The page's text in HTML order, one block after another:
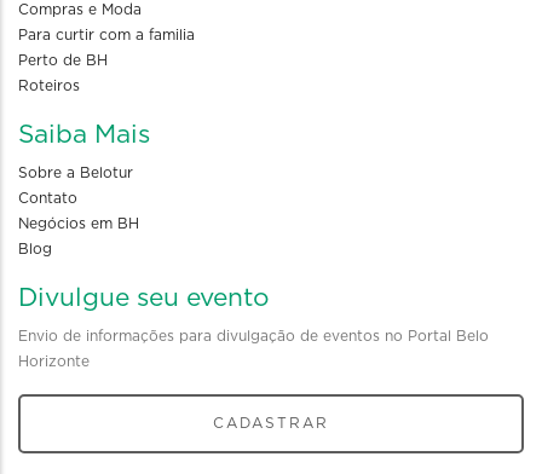
Compras e Moda
Para curtir com a familia
Perto de BH
Roteiros
Saiba Mais
Sobre a Belotur
Contato
Negócios em BH
Blog
Divulgue seu evento
Envio de informações para divulgação de eventos no Portal Belo
Horizonte
CADASTRAR